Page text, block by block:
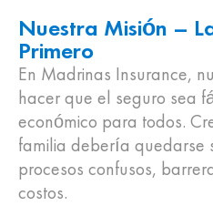
Nuestra Misión –
Primero
En Madrinas Insurance,
hacer que el seguro sea
económico para todos.
familia debería quedarse
procesos confusos,
costos.